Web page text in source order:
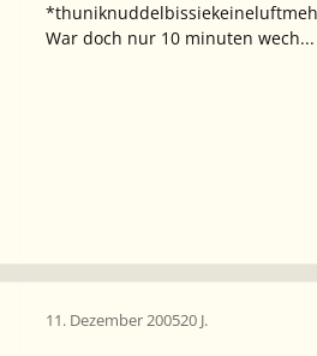
War doch nur 10 minuten
11. Dezember 200520 J.